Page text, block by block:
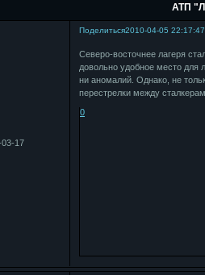
АТП
Поделиться2010-04-05 22:17:47
17
Северо-восточнее лагеря
довольно удобное место для
ни аномалий. Однако, не
перестрелки между
0